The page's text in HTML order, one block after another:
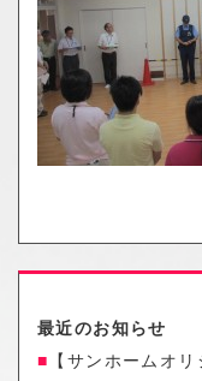
最近のお知らせ
【サンホームオ